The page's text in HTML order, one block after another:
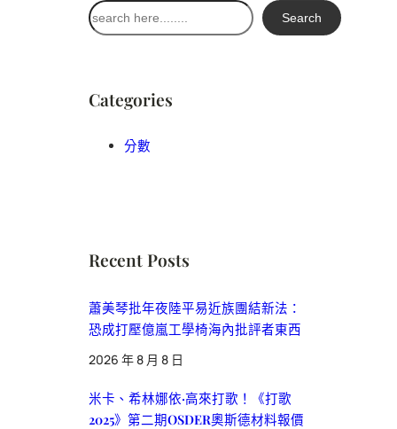
搜
尋
Search
Categories
分數
Recent Posts
蕭美琴批年夜陸平易近族團結新法：
恐成打壓億嵐工學椅海內批評者東西
2026 年 8 月 8 日
米卡、希林娜依·高來打歌！《打歌
2025》第二期OSDER奧斯德材料報價